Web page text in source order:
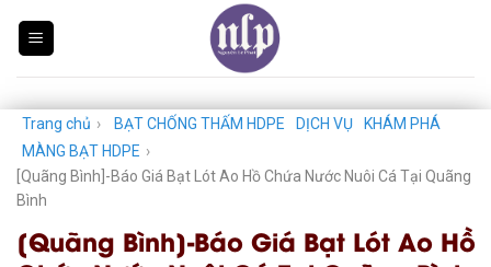
Trang chủ › BẠT CHỐNG THẤM HDPE DỊCH VỤ
KHÁM PHÁ
MÀNG BẠT HDPE ›
[Quãng Bình]-Báo Giá Bạt Lót Ao Hồ Chứa Nước Nuôi Cá Tại Quãng
Bình
[Quãng Bình]-Báo Giá Bạt Lót Ao Hồ